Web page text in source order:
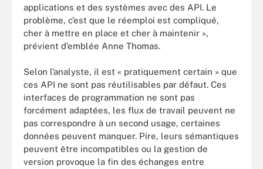
applications et des systèmes avec des API. Le
problème, c’est que le réemploi est compliqué,
cher à mettre en place et cher à maintenir »,
prévient d’emblée Anne Thomas.
Selon l’analyste, il est « pratiquement certain » que
ces API ne sont pas réutilisables par défaut. Ces
interfaces de programmation ne sont pas
forcément adaptées, les flux de travail peuvent ne
pas correspondre à un second usage, certaines
données peuvent manquer. Pire, leurs sémantiques
peuvent être incompatibles ou la gestion de
version provoque la fin des échanges entre